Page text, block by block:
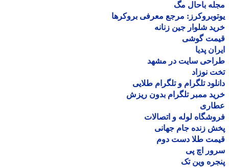
باحال مگ
مرجع معرفی بروکرها
شلوار جین زنانه
گوشی
پدیا
سایت در مشهد
نوزاد
تلگرام و تلگرام طلایی
ممبر تلگرام بدون ریزش
لوله و اتصالات
زنده جام جهانی
طلا دست دوم
اچ پی
وین تک